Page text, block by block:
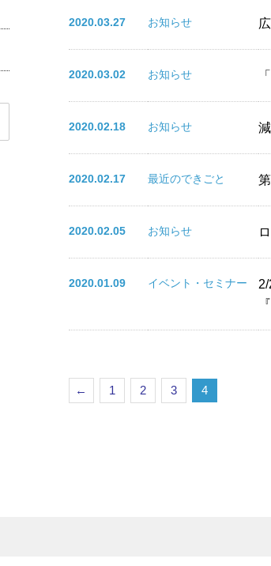
2020.03.27 お知らせ
2020.03.02 お知らせ
2020.02.18 お知らせ
2020.02.17 最近のできごと
2020.02.05 お知らせ
2020.01.09 イベント・セミナー
← 1 2 3 4